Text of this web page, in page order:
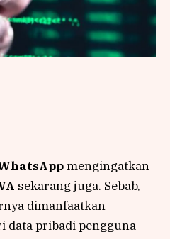
mengingatkan
sekarang juga. Sebab,
dimanfaatkan
data pribadi pengguna